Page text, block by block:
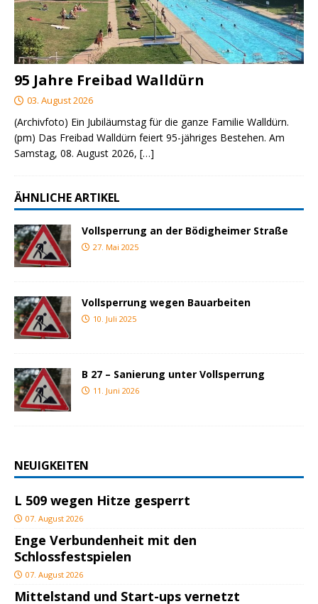
95 Jahre Freibad Walldürn
03. August 2026
(Archivfoto) Ein Jubiläumstag für die ganze Familie Walldürn.
(pm) Das Freibad Walldürn feiert 95-jähriges Bestehen. Am
Samstag, 08. August 2026, […]
ÄHNLICHE ARTIKEL
Vollsperrung an der Bödigheimer Straße
27. Mai 2025
Vollsperrung wegen Bauarbeiten
10. Juli 2025
B 27 – Sanierung unter Vollsperrung
11. Juni 2026
NEUIGKEITEN
L 509 wegen Hitze gesperrt
07. August 2026
Enge Verbundenheit mit den
Schlossfestspielen
07. August 2026
Mittelstand und Start-ups vernetzt